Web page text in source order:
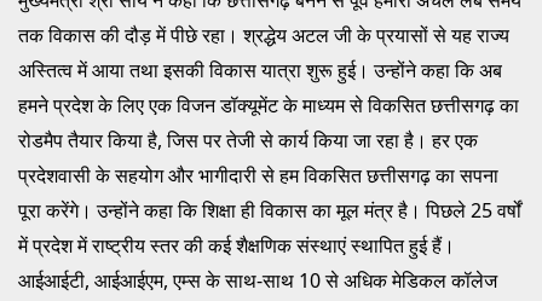
तक विकास की दौड़ में पीछे रहा। श्रद्धेय अटल जी के प्रयासों से यह राज्य
अस्तित्व में आया तथा इसकी विकास यात्रा शुरू हुई। उन्होंने कहा कि अब
हमने प्रदेश के लिए एक विजन डॉक्यूमेंट के माध्यम से विकसित छत्तीसगढ़ का
रोडमैप तैयार किया है, जिस पर तेजी से कार्य किया जा रहा है। हर एक
प्रदेशवासी के सहयोग और भागीदारी से हम विकसित छत्तीसगढ़ का सपना
पूरा करेंगे। उन्होंने कहा कि शिक्षा ही विकास का मूल मंत्र है। पिछले 25 वर्षों
में प्रदेश में राष्ट्रीय स्तर की कई शैक्षणिक संस्थाएं स्थापित हुई हैं।
आईआईटी, आईआईएम, एम्स के साथ-साथ 10 से अधिक मेडिकल कॉलेज